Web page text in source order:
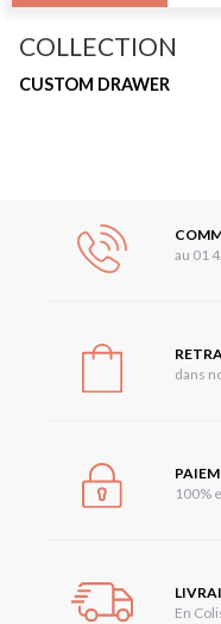
COLLECTION
CUSTOM DRAWER
au 01
dans
100%
En